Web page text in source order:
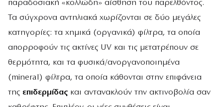
παραδοσιακή «κολλώδη» αίσθηση του παρελθόντος.
Τα σύγχρονα αντηλιακά χωρίζονται σε δύο μεγάλες
κατηγορίες: τα χημικά (οργανικά) φίλτρα, τα οποία
απορροφούν τις ακτίνες UV και τις μετατρέπουν σε
θερμότητα, και τα φυσικά/ανοργανοποιημένα
(mineral) φίλτρα, τα οποία κάθονται στην επιφάνεια
της επιδερμίδαςκαι αντανακλούν την ακτινοβολία σαν